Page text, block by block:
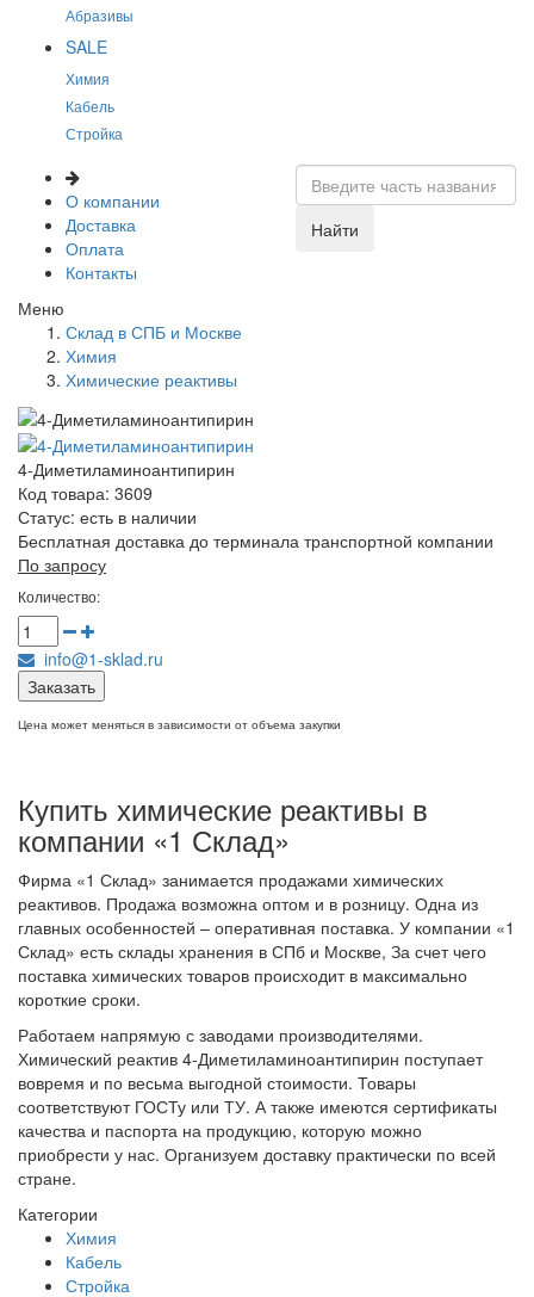
Абразивы
SALE
Химия
Кабель
Стройка
О компании
Доставка
Оплата
Контакты
Найти
Меню
Склад в СПБ и Москве
Химия
Химические реактивы
4-Диметиламиноантипирин
Код товара: 3609
Статус: есть в наличии
Бесплатная доставка до терминала транспортной компании
По запросу
Количество:
info@1-sklad.ru
Заказать
Цена может меняться в зависимости от объема закупки
Купить химические реактивы в
компании «1 Склад»
Фирма «1 Склад» занимается продажами химических
реактивов. Продажа возможна оптом и в розницу. Одна из
главных особенностей – оперативная поставка. У компании «1
Склад» есть склады хранения в СПб и Москве, За счет чего
поставка химических товаров происходит в максимально
короткие сроки.
Работаем напрямую с заводами производителями.
Химический реактив 4-Диметиламиноантипирин поступает
вовремя и по весьма выгодной стоимости. Товары
соответствуют ГОСТу или ТУ. А также имеются сертификаты
качества и паспорта на продукцию, которую можно
приобрести у нас. Организуем доставку практически по всей
стране.
Категории
Химия
Кабель
Стройка